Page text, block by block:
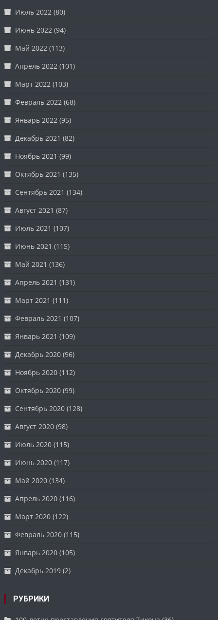
Июль 2022 (80)
Июнь 2022 (94)
Май 2022 (113)
Апрель 2022 (101)
Март 2022 (103)
Февраль 2022 (68)
Январь 2022 (95)
Декабрь 2021 (82)
Ноябрь 2021 (99)
Октябрь 2021 (135)
Сентябрь 2021 (134)
Август 2021 (87)
Июль 2021 (107)
Июнь 2021 (115)
Май 2021 (136)
Апрель 2021 (131)
Март 2021 (111)
Февраль 2021 (107)
Январь 2021 (109)
Декабрь 2020 (96)
Ноябрь 2020 (112)
Октябрь 2020 (99)
Сентябрь 2020 (128)
Август 2020 (98)
Июль 2020 (115)
Июнь 2020 (117)
Май 2020 (134)
Апрель 2020 (116)
Март 2020 (122)
Февраль 2020 (115)
Январь 2020 (105)
Декабрь 2019 (2)
РУБРИКИ